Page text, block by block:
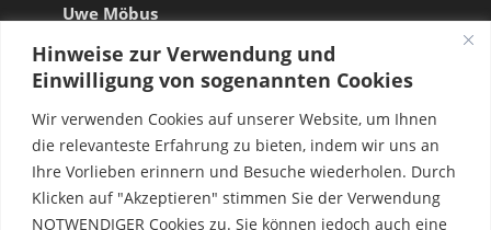
Hinweise zur Verwendung und
Einwilligung von sogenannten Cookies
Wir verwenden Cookies auf unserer Website, um Ihnen
die relevanteste Erfahrung zu bieten, indem wir uns an
Ihre Vorlieben erinnern und Besuche wiederholen. Durch
Klicken auf "Akzeptieren" stimmen Sie der Verwendung
NOTWENDIGER Cookies zu. Sie können jedoch auch eine
Uwe Möbus